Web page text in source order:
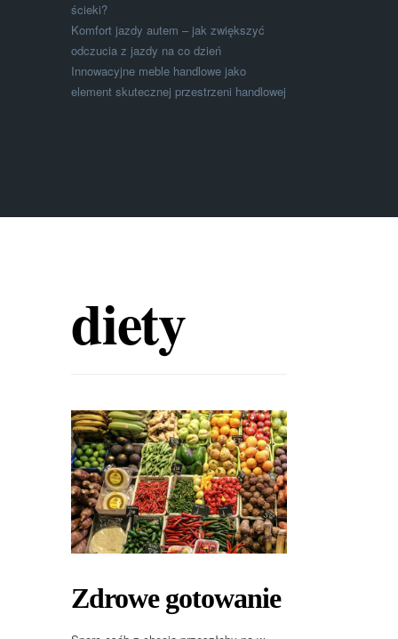
ścieki?
Komfort jazdy autem – jak zwiększyć
odczucia z jazdy na co dzień
Innowacyjne meble handlowe jako
element skutecznej przestrzeni handlowej
diety
Zdrowe gotowanie